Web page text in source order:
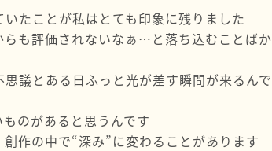
たことが私はとても印象に残りました
も評価されないなぁ…と落ち込むことばか
議とある日ふっと光が差す瞬間が来るんで
のがあると思うんです
作の中で“深み”に変わることがあります